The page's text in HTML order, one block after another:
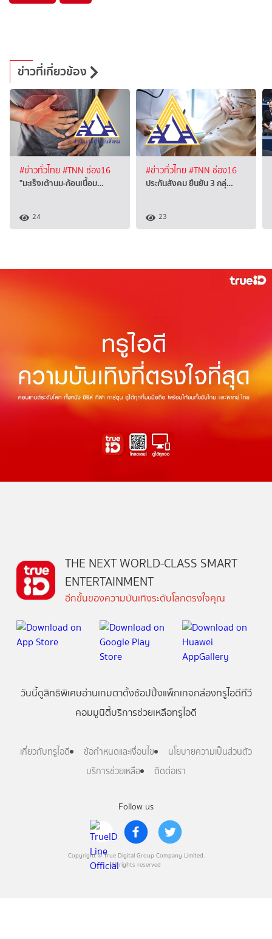
ข่าวที่เกี่ยวข้อง
#ข่าวทั่วไทย#TNN ช่อง16
"มะเร็งเต้านม-ก้อนเนื้อม…
24
#ข่าวทั่วไทย#TNN ช่อง16
ประกันสังคม ยืนยัน 3 กลุ่…
23
Follow us
Copyright © True Digital Group Company Limited.
All rights reserved
THE NEXT WORLD-CLASS SMART
ENTERTAINMENT
อีกขั้นของความบันเทิงระดับโลกตรงใจคุณ
วันนี้ดูสิทธิพิเศษอ่านเกมตาตั้งช้อปปิ้งแพ็กเกจกล่องทรูไอดีทีวี
คอมมูนิตี้บริการช่วยเหลือทรูไอดี
เกี่ยวกับทรูไอดี ข้อกำหนดและเงื่อนไข
นโยบายความเป็นส่วนตัว
บริการช่วยเหลือ
ติดต่อเรา